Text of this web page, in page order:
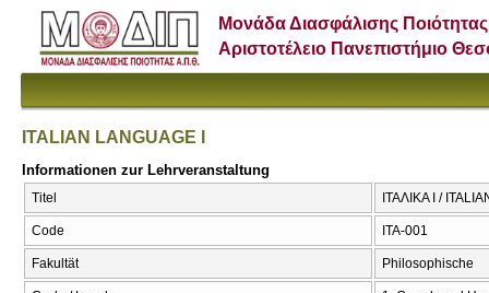
Μονάδα Διασφάλισης Ποιότητας
Αριστοτέλειο Πανεπιστήμιο
ITALIAN LANGUAGE I
Informationen zur Lehrveranstaltung
Titel ΙΤΑΛΙΚΑ Ι /
Code ITA-001
Fakultät Philosophische